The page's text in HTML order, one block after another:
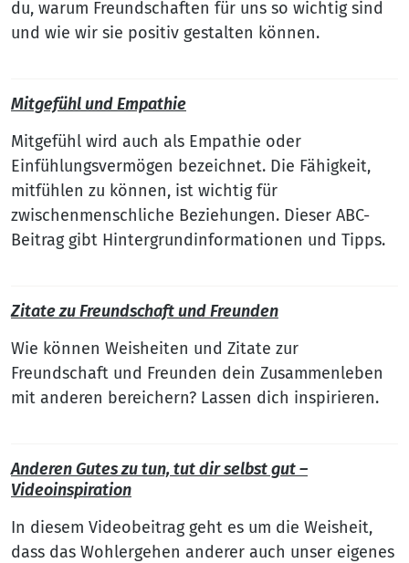
du, warum Freundschaften für uns so wichtig sind
und wie wir sie positiv gestalten können.
Mitgefühl und Empathie
Mitgefühl wird auch als Empathie oder
Einfühlungsvermögen bezeichnet. Die Fähigkeit,
mitfühlen zu können, ist wichtig für
zwischenmenschliche Beziehungen. Dieser ABC-
Beitrag gibt Hintergrundinformationen und Tipps.
Zitate zu Freundschaft und Freunden
Wie können Weisheiten und Zitate zur
Freundschaft und Freunden dein Zusammenleben
mit anderen bereichern? Lassen dich inspirieren.
Anderen Gutes zu tun, tut dir selbst gut –
Videoinspiration
In diesem Videobeitrag geht es um die Weisheit,
dass das Wohlergehen anderer auch unser eigenes